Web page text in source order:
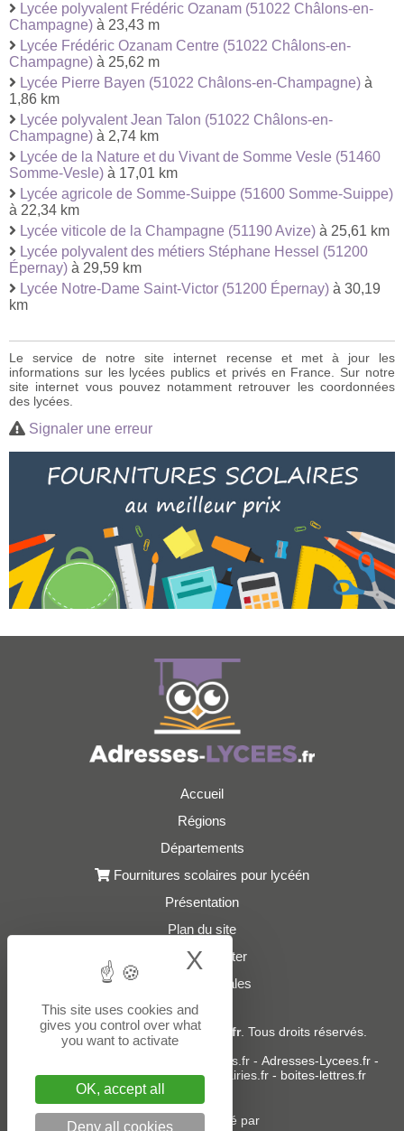
Lycée polyvalent Frédéric Ozanam (51022 Châlons-en-
Champagne) à 23,43 m
Lycée Frédéric Ozanam Centre (51022 Châlons-en-
Champagne) à 25,62 m
Lycée Pierre Bayen (51022 Châlons-en-Champagne) à
1,86 km
Lycée polyvalent Jean Talon (51022 Châlons-en-
Champagne) à 2,74 km
Lycée de la Nature et du Vivant de Somme Vesle (51460
Somme-Vesle) à 17,01 km
Lycée agricole de Somme-Suippe (51600 Somme-Suippe)
à 22,34 km
Lycée viticole de la Champagne (51190 Avize) à 25,61 km
Lycée polyvalent des métiers Stéphane Hessel (51200
Épernay) à 29,59 km
Lycée Notre-Dame Saint-Victor (51200 Épernay) à 30,19
km
Le service de notre site internet recense et met à jour les
informations sur les lycées publics et privés en France. Sur notre
site internet vous pouvez notamment retrouver les coordonnées
des lycées.
Signaler une erreur
Accueil
Régions
Départements
Fournitures scolaires pour lycéén
Présentation
Plan du site
Nous contacter
Mentions légales
© 2021 - 2026Adresses-Lycees.fr. Tous droits réservés.
donneespubliques.fr- Adresses-Lycees.fr-
Adresses-Ecoles.fr-Adresses-Mairies.fr- boites-lettres.fr
Un service édité par
This site uses cookies and
gives you control over what
you want to activate
OK, accept all
Deny all cookies
X Hide cookie